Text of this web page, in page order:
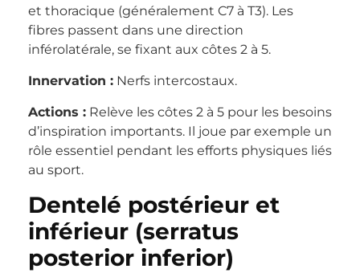
et thoracique (généralement C7 à T3). Les
fibres passent dans une direction
inférolatérale, se fixant aux côtes 2 à 5.
Innervation : Nerfs intercostaux.
Actions : Relève les côtes 2 à 5 pour les besoins
d’inspiration importants. Il joue par exemple un
rôle essentiel pendant les efforts physiques liés
au sport.
Dentelé postérieur et
inférieur (serratus
posterior inferior)